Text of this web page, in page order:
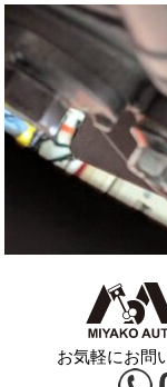
お気軽にお問